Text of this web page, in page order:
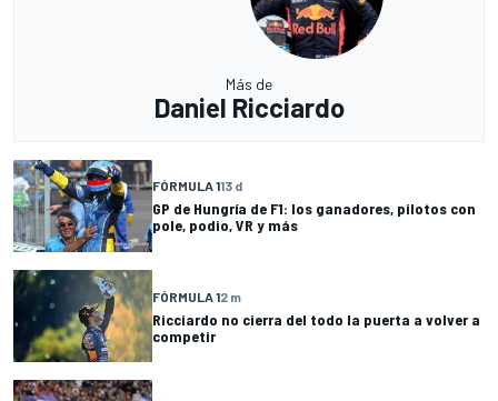
Más de
Daniel Ricciardo
FÓRMULA 113 d
GP de Hungría de F1: los ganadores, pilotos con
pole, podio, VR y más
FÓRMULA 12 m
Ricciardo no cierra del todo la puerta a volver a
competir